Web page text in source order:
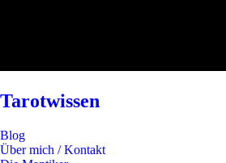
Tarotwissen
Blog
Über mich / Kontakt